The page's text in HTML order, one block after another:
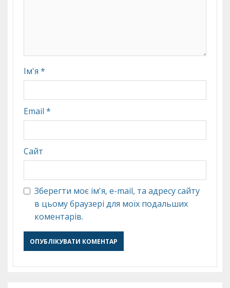
Ім'я *
Email *
Сайт
Зберегти моє ім'я, e-mail, та адресу сайту
в цьому браузері для моїх подальших
коментарів.